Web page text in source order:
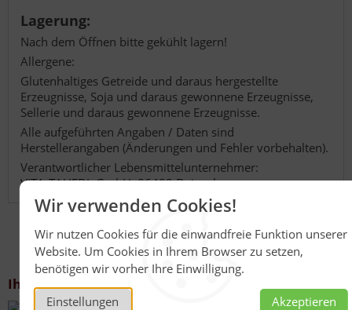
Wir verwenden Cookies!
Wir nutzen Cookies für die einwandfreie Funktion unserer
Website. Um Cookies in Ihrem Browser zu setzen,
benötigen wir vorher Ihre Einwilligung.
Einstellungen Akzeptieren
Lagerung:
Nach dem Öffnen bitte gekühlt lagern!
Allergene:
Glutenhaltiges Getreide und daraus hergestellte
Erzeugnisse, Soja und daraus gewonnene Erzeugnisse,
Sellerie und daraus gewonnene Erzeugnisse.
Alle aufgeführten Angaben / Daten sind
Herstellerangaben (Änderungen und Fehler vorbehalten).
Verantwortlicher Lebensmittelunternehmer:
VITA-TAHEDL GmbH, 86489 Deisenhausen
Ihr Kontakt zu uns